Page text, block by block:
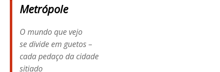
Metrópole
O mundo que vejo
se divide em guetos –
cada pedaço da cidade
sitiado